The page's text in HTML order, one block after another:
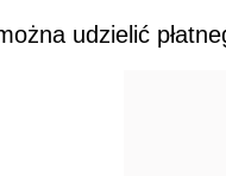
udzielić